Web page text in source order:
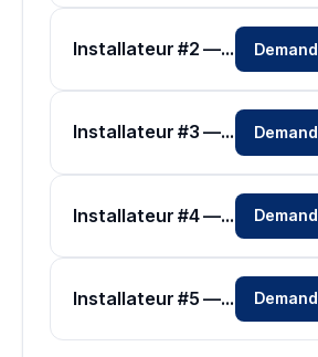
Installateur #2 — Zone Isère
Installateur #3 — Zone Isère
Installateur #4 — Zone Isère
Installateur #5 — Zone Isère